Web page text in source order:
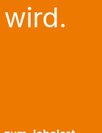
wird.